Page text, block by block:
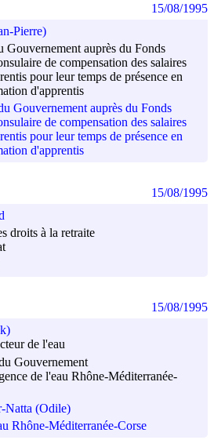
Pierre)
Gouvernement auprès du Fonds
de compensation des salaires
pour leur temps de présence en
d'apprentis
Gouvernement auprès du Fonds
de compensation des salaires
pour leur temps de présence en
d'apprentis
15/08/1995
droits à la retraite
15/08/1995
de l'eau
Gouvernement
de l'eau Rhône-Méditerranée-
Natta (Odile)
Rhône-Méditerranée-Corse
15/08/1995